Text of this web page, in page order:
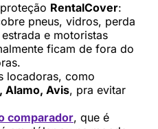
RentalCover:
pneus, vidros, perda
e motoristas
ficam de fora do
locadoras, como
Alamo, Avis, pra evitar
comparador, que é